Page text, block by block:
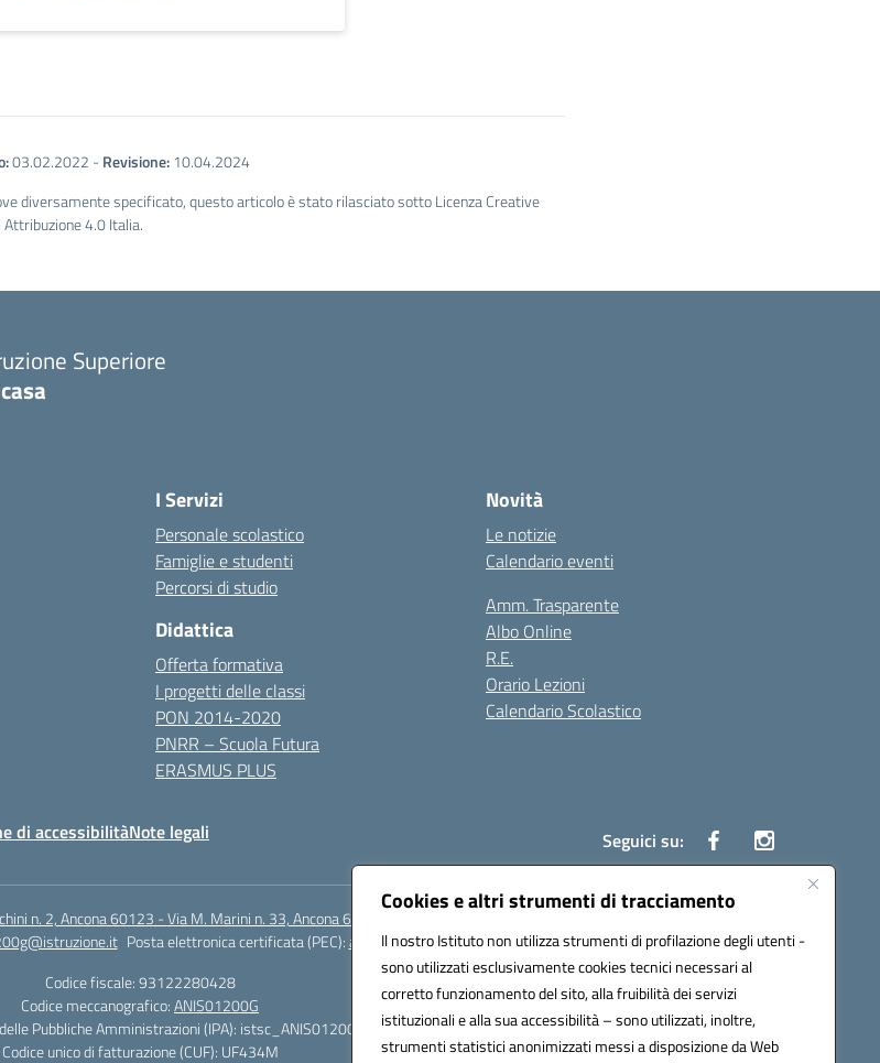
Cookies e altri strumenti di tracciamento
Il nostro Istituto non utilizza strumenti di profilazione degli utenti -
sono utilizzati esclusivamente cookies tecnici necessari al
corretto funzionamento del sito, alla fruibilità dei servizi
istituzionali e alla sua accessibilità – sono utilizzati, inoltre,
strumenti statistici anonimizzati messi a disposizione da Web
03.02.2022 -Revisione:10.04.2024
diversamente specificato, questo articolo è stato rilasciato sotto Licenza Creative
4.0 Italia.
Superiore
I Servizi
Personale scolastico
Famiglie e studenti
Percorsi di studio
Didattica
Offerta formativa
I progetti delle classi
PON 2014-2020
PNRR – Scuola Futura
ERASMUS PLUS
Novità
Le notizie
Calendario eventi
Amm. Trasparente
Albo Online
R.E.
Orario Lezioni
Calendario Scolastico
di accessibilitàNote legali Seguici su:
n. 2, Ancona 60123 - Via M. Marini n. 33, Ancona 60129
Posta elettronica certificata (PEC):anis01200g@pec.istruzione.it
Codice fiscale: 93122280428
Codice meccanografico:ANIS01200G
Pubbliche Amministrazioni (IPA): istsc_ANIS01200G
Codice unico di fatturazione (CUF): UF434M